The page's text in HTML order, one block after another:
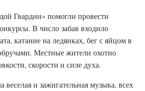
Гвардии» помогли провести
В число забав входило
катание на ледянках, бег с яйцом в
Местные жители охотно
скорости и силе духа.
веселая и зажигательная музыка, всех